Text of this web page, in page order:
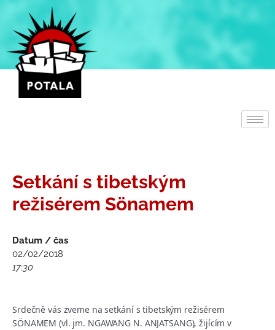
Přeskočit
obsah
Setkání s tibetským
režisérem Sönamem
Datum / čas
02/02/2018
17:30
Srdečně vás zveme na setkání s tibetským režisérem
SÖNAMEM (vl. jm. NGAWANG N. ANJATSANG), žijícím v